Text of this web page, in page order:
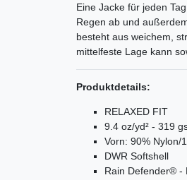
Eine Jacke für jeden
Regen ab und
besteht aus weichem,
mittelfeste Lage kann
Produktdetails:
RELAXED FIT
9.4 oz/yd² - 319
Vorn: 90% Nylon/
DWR Softshell
Rain Defender® -